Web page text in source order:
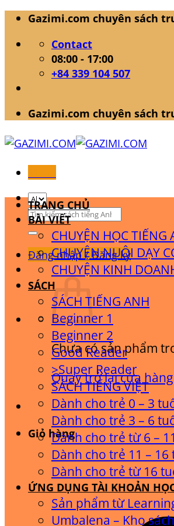
Skip
content
Gazimi.com chuyên sách
Contact
08:00 - 17:00
+84 339 104 507
Gazimi.com chuyên sách
Tìm
kiếm:
Đăng nhập / Đăng ký
Chưa có sản phẩm
Quay trở lại cửa hàng
Giỏ hàng
TRANG CHỦ
BÀI VIẾT
CHUYỆN HỌC TIẾNG
CHUYỆN NUÔI DẠY
CHUYỆN KINH
SÁCH
SÁCH TIẾNG ANH
Beginner 1
Beginner 2
Good Reader
>Super Reader
SÁCH TIẾNG VIỆT
Dành cho trẻ 0 – 3
Dành cho trẻ 3 – 6
Dành cho trẻ từ 6 –
Dành cho trẻ 11 – 16
Dành cho trẻ từ 16
ỨNG DỤNG TÀI KHOẢN
Sản phẩm từ
Umbalena – Kho